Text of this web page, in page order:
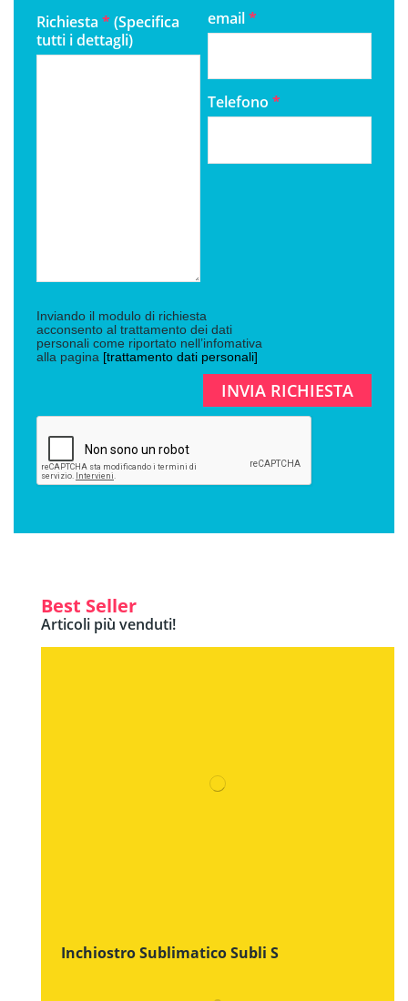
Richiesta *(Specifica
tutti i dettagli)
email*
Telefono *
Inviando il modulo di richiesta
acconsento al trattamento dei dati
personali come riportato nell’infomativa
alla pagina [trattamento dati personali]
Best Seller
Articoli più venduti!
Inchiostro Sublimatico Subli S